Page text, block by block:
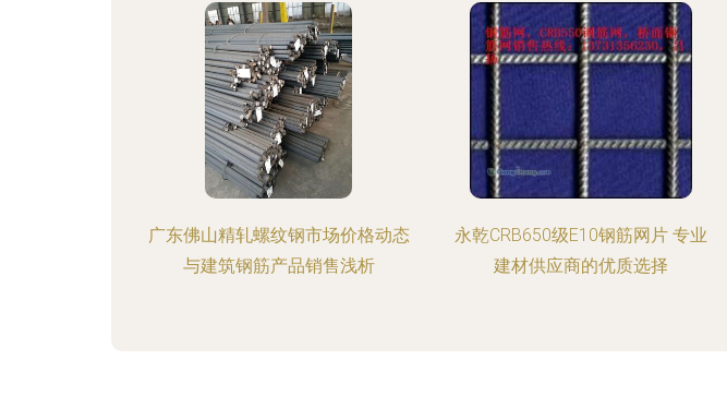
广东佛山精轧螺纹钢市场价格动态
与建筑钢筋产品销售浅析
永乾CRB650级E10钢筋网片 专业
建材供应商的优质选择